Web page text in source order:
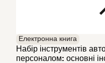
Електронна книга
Набір інструментів
персоналом: основні